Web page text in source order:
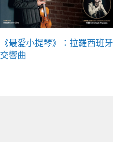
《最愛小提琴》：拉羅西班牙
交響曲